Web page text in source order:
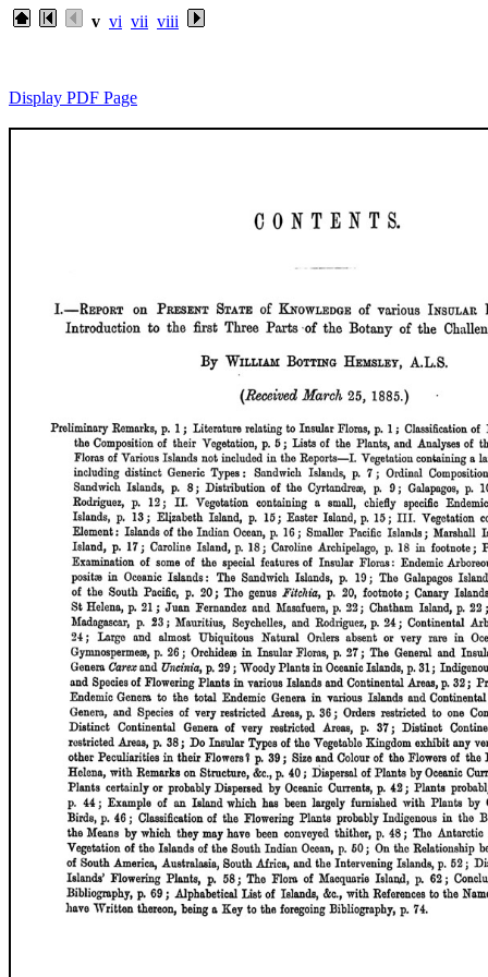
v vi vii viii
Display PDF Page